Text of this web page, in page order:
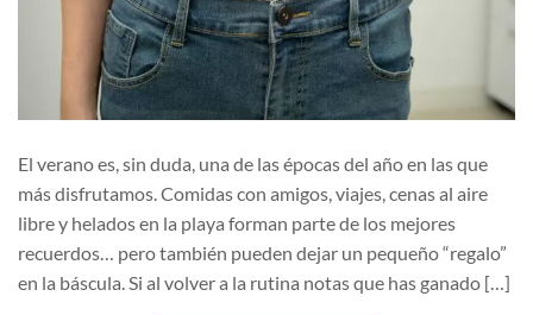
El verano es, sin duda, una de las épocas del año en las que
más disfrutamos. Comidas con amigos, viajes, cenas al aire
libre y helados en la playa forman parte de los mejores
recuerdos… pero también pueden dejar un pequeño “regalo”
en la báscula. Si al volver a la rutina notas que has ganado […]